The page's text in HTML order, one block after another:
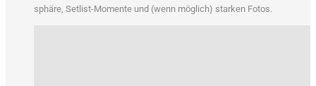
sphä­re, Set­list-Momen­te und (wenn mög­lich) star­ken Fotos.